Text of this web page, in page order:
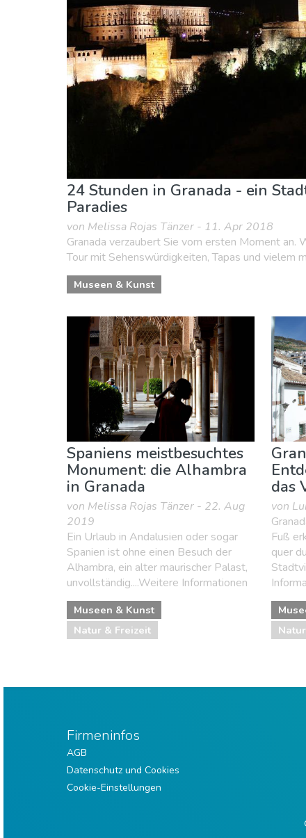
24 Stunden in Granada - ein
Paradies
von Melissa Rojas Tänzer - 11. Apr 2018
Granada verzaubert Sie vom ersten Moment an.
Tour mit Sehenswürdigkeiten, Tapas und vielem
Museen & Kunst
Spaniens meistbesuchtes
Monument: die Alhambra
in Granada
von Melissa Rojas Tänzer - 22. Aug
2019
Ein Urlaub in Andalusien oder sogar
Spanien ist ohne einen Besuch der
Alhambra, ein alter maurischer Palast,
unvollständig....Weitere Informationen
Museen & Kunst
Natur & Freizeit
das
von
Fuß
quer
Firmeninfos
AGB
Datenschutz und Cookies
Cookie-Einstellungen